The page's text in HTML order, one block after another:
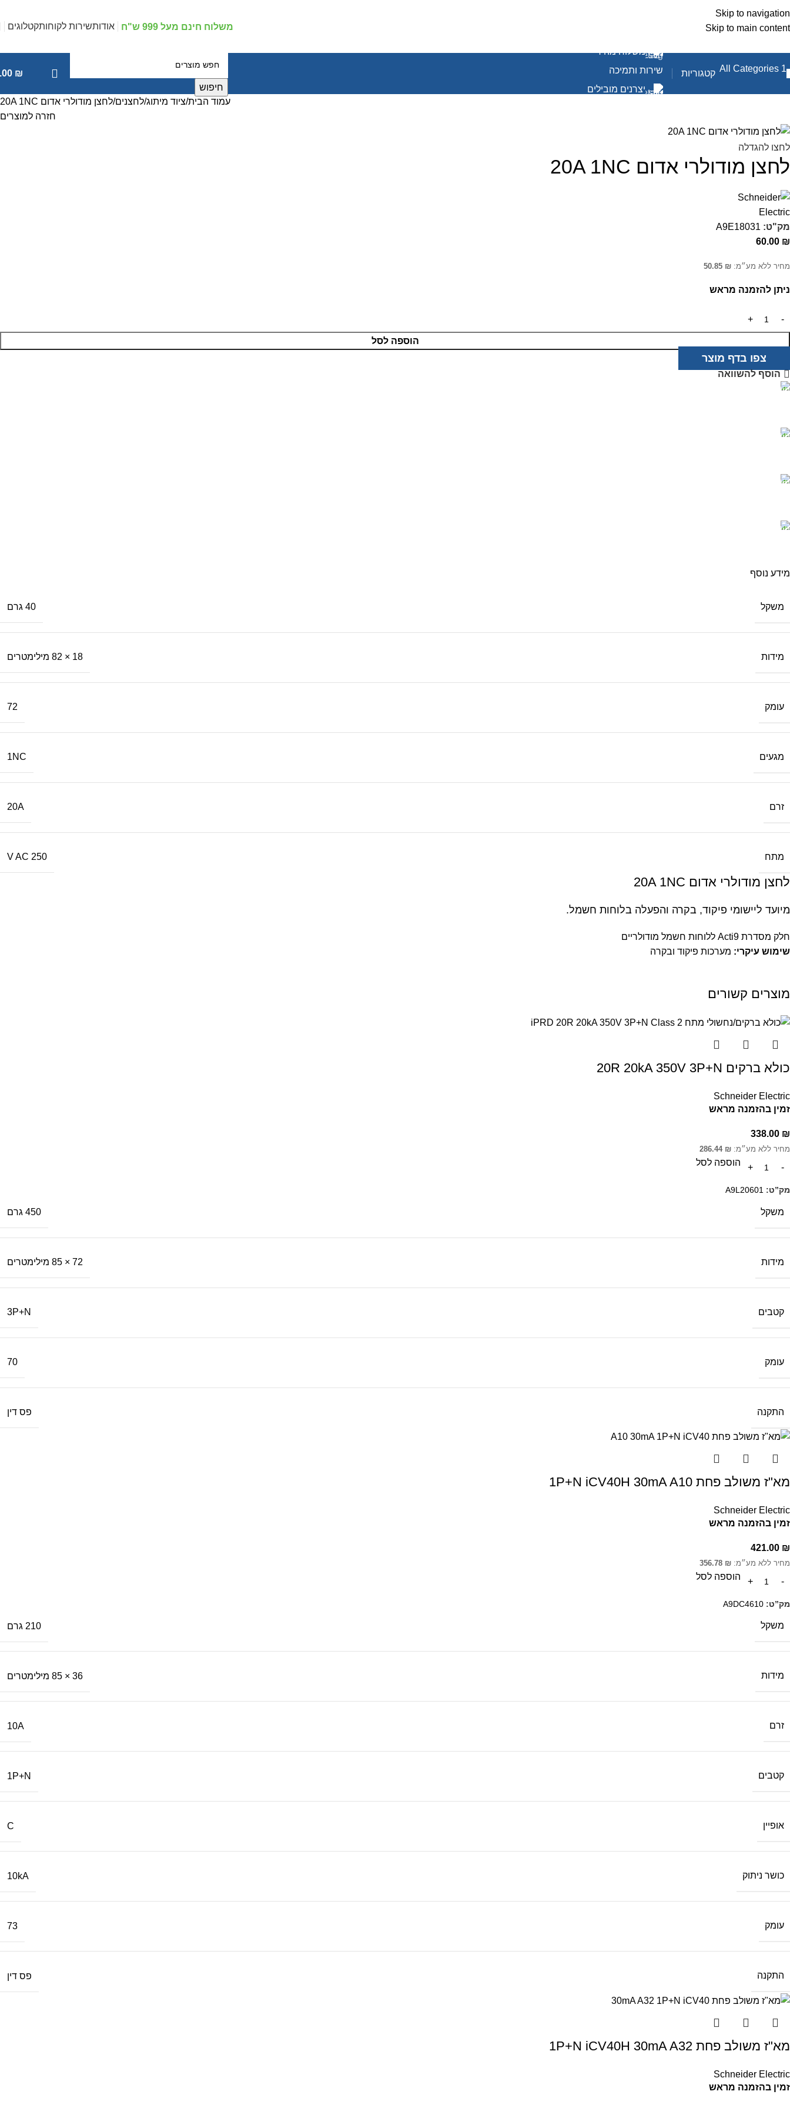
Skip to navigation
Skip to main content
משלוח חינם מעל 999 ש"ח אודותשירות לקוחותקטלוגים
קטגוריות
משלוח מהיר
שירות ותמיכה
יצרנים מובילים
חיפוש
₪
עמוד הבית ציוד מיתוג לחצנים לחצן מודולרי אדום 20A 1NC
חזרה למוצרים
לחצו להגדלה
לחצן מודולרי אדום 20A 1NC
מק"ט: A9E18031
60.00 ₪
מחיר ללא מע״מ: 50.85 ₪
ניתן להזמנה מראש
הוספה לסל
צפו בדף מוצר
הוסף להשוואה
מידע נוסף
משקל 40 גרם
מידות 18 × 82 מילימטרים
עומק 72
מגעים 1NC
זרם 20A
מתח 250 V AC
לחצן מודולרי אדום 20A 1NC
מיועד ליישומי פיקוד, בקרה והפעלה בלוחות חשמל.
חלק מסדרת Acti9 ללוחות חשמל מודולריים
שימוש עיקרי: מערכות פיקוד ובקרה
מוצרים קשורים
כולא ברקים 20R 20kA 350V 3P+N
Schneider Electric
זמין בהזמנה מראש
338.00 ₪
מחיר ללא מע״מ: 286.44 ₪
הוספה לסל
מק”ט: A9L20601
משקל 450 גרם
מידות 72 × 85 מילימטרים
קטבים 3P+N
עומק 70
התקנה פס דין
מא"ז משולב פחת 1P+N iCV40H 30mA A10
Schneider Electric
זמין בהזמנה מראש
421.00 ₪
מחיר ללא מע״מ: 356.78 ₪
הוספה לסל
מק”ט: A9DC4610
משקל 210 גרם
מידות 36 × 85 מילימטרים
זרם 10A
קטבים 1P+N
אופיין C
כושר ניתוק 10kA
עומק 73
התקנה פס דין
מא"ז משולב פחת 1P+N iCV40H 30mA A32
Schneider Electric
זמין בהזמנה מראש